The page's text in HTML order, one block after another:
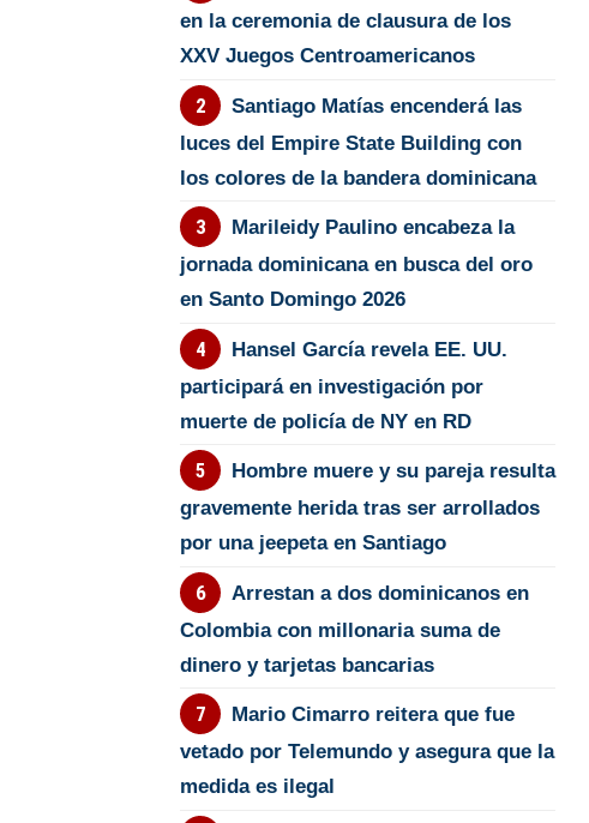
en la ceremonia de clausura de los
XXV Juegos Centroamericanos
Santiago Matías encenderá las
luces del Empire State Building con
los colores de la bandera dominicana
Marileidy Paulino encabeza la
jornada dominicana en busca del oro
en Santo Domingo 2026
Hansel García revela EE. UU.
participará en investigación por
muerte de policía de NY en RD
Hombre muere y su pareja resulta
gravemente herida tras ser arrollados
por una jeepeta en Santiago
Arrestan a dos dominicanos en
Colombia con millonaria suma de
dinero y tarjetas bancarias
Mario Cimarro reitera que fue
vetado por Telemundo y asegura que la
medida es ilegal